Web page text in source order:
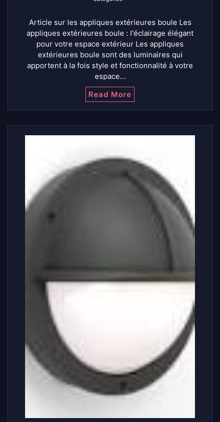
Article sur les appliques extérieures boule Les
appliques extérieures boule : l'éclairage élégant
pour votre espace extérieur Les appliques
extérieures boule sont des luminaires qui
apportent à la fois style et fonctionnalité à votre
espace…
Read More